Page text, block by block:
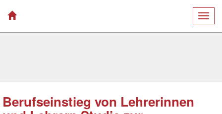
Berufseinstieg von Lehrerinnen